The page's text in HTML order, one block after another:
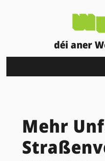
déi aner
Mehr